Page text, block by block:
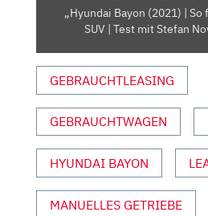
| TEST
NOVITSKI“
VON
ANZEIGEN
„Hyundai Bayon (2021) |
SUV | Test mit Stefan
GEBRAUCHTLEASING
GEBRAUCHTWAGEN
HYUNDAI BAYON
MANUELLES GETRIEBE